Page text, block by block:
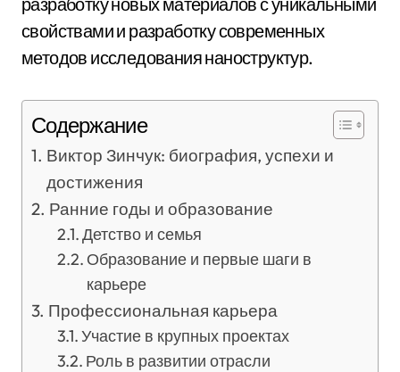
свойствами и разработку современных
методов исследования наноструктур.
Содержание
Виктор Зинчук: биография, успехи и
достижения
Ранние годы и образование
Детство и семья
Образование и первые шаги в
карьере
Профессиональная карьера
Участие в крупных проектах
Роль в развитии отрасли